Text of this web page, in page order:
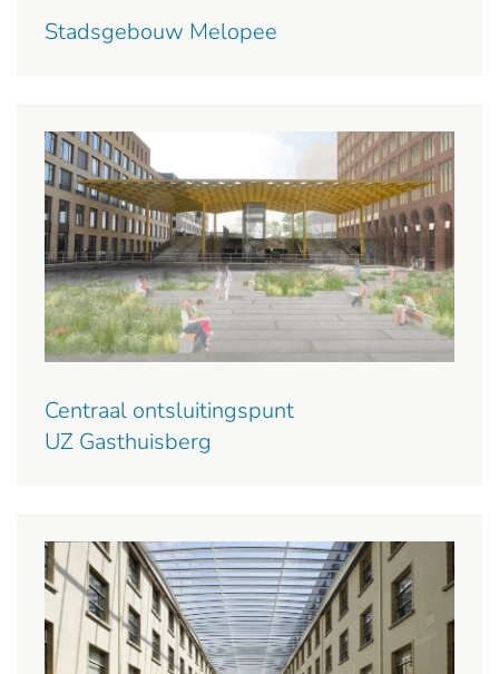
Stadsgebouw Melopee
Centraal ontsluitingspunt
UZ Gasthuisberg